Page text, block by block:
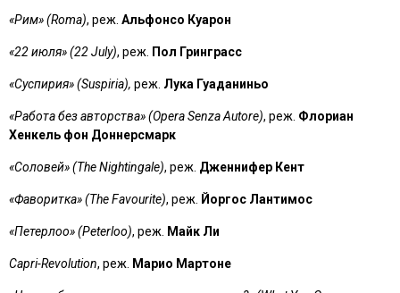
«Рим» (Roma), реж. Альфонсо Куарон
«22 июля» (22 July), реж. Пол Гринграсс
«Суспирия» (Suspiria), реж. Лука Гуаданиньо
«Работа без авторства» (Opera Senza Autore), реж. Флориан
Хенкель фон Доннерсмарк
«Соловей» (The Nightingale), реж. Дженнифер Кент
«Фаворитка» (The Favourite), реж. Йоргос Лантимос
«Петерлоо» (Peterloo), реж. Майк Ли
Capri-Revolution, реж. Марио Мартоне